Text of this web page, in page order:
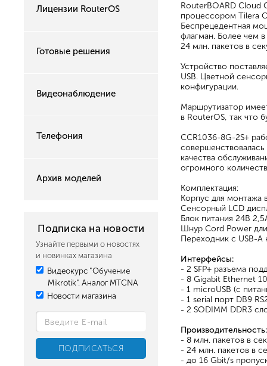
Лицензии RouterOS
Готовые решения
Видеонаблюдение
Телефония
Архив моделей
Подписка на новости
Узнайте первыми о новостях
и новинках магазина
Видеокурс "Обучение
Mikrotik". Аналог MTCNA
Новости магазина
RouterBOARD Cloud
процессором Tilera
Беспрецедентная
флагман. Более чем
24 млн. пакетов в
Устройство
USB. Цветной
конфигурации.
Маршрутизатор
в RouterOS, так что
CCR1036-8G-2S+
качества
огромного
Комплектация:
Корпус для монтажа
Сенсорный LCD
Блок питания 24В
Шнур Сord Power
Переходник с USB-A
Интерфейсы:
- 2 SFP+ разъема
- 8 Gigabit Ethernet
- 1 microUSB (с
- 1 serial порт DB9
- 2 SODIMM DDR3
Производительность:
- 8 млн. пакетов в
- 24 млн. пакетов в
- до 16 Gbit/s